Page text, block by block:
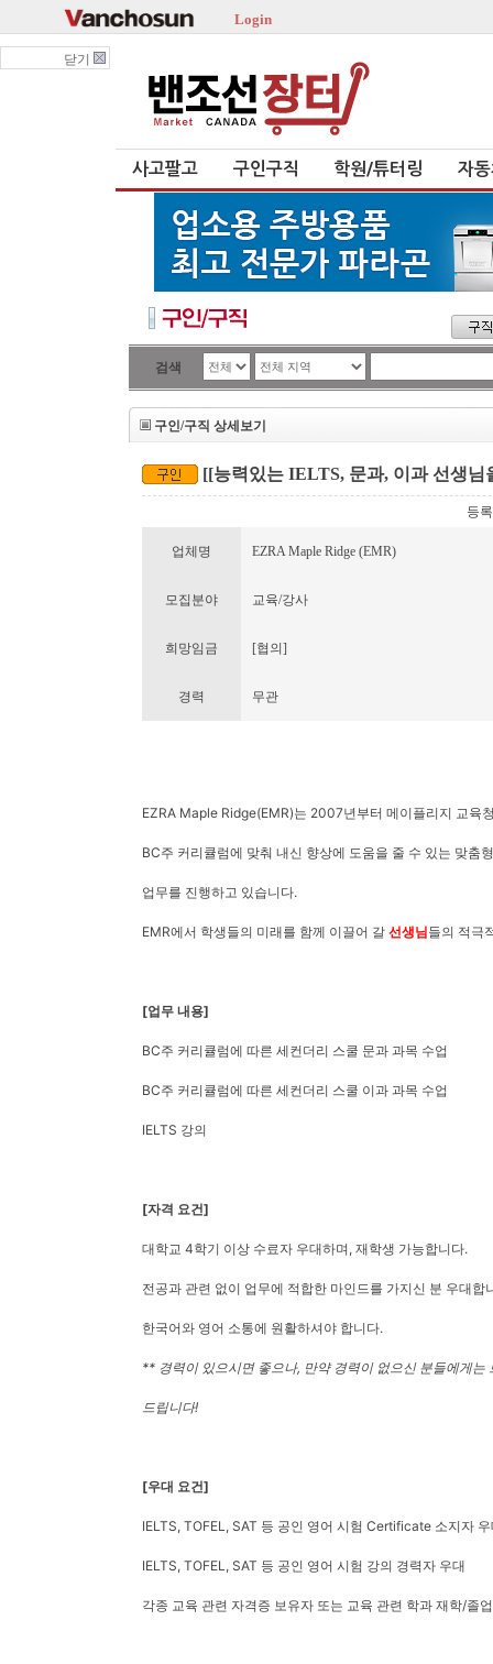
Login
닫기
사고팔고 구인구직 학원/튜터링 자
검색
구인/구직 상세보기
[[능력있는 IELTS, 문과, 이과 선생님
등
업체명 EZRA Maple Ridge (EMR)
모집분야 교육/강사
희망임금 [협의]
경력 무관
EZRA Maple Ridge(EMR)는 2007년부터 메이플리지 교육
BC주 커리큘럼에 맞춰 내신 향상에 도움을 줄 수 있는 맞춤
업무를 진행하고 있습니다.
EMR에서 학생들의 미래를 함께 이끌어 갈 선생님들의 적극
[업무 내용]
BC주 커리큘럼에 따른 세컨더리 스쿨 문과 과목 수업
BC주 커리큘럼에 따른 세컨더리 스쿨 이과 과목 수업
IELTS 강의
[자격 요건]
대학교 4학기 이상 수료자 우대하며, 재학생 가능합니다.
전공과 관련 없이 업무에 적합한 마인드를 가지신 분 우대합
한국어와 영어 소통에 원활하셔야 합니다.
** 경력이 있으시면 좋으나, 만약 경력이 없으신 분들에게
드립니다!
[우대 요건]
IELTS, TOFEL, SAT 등 공인 영어 시험 Certificate 소지자
IELTS, TOFEL, SAT 등 공인 영어 시험 강의 경력자 우대
각종 교육 관련 자격증 보유자 또는 교육 관련 학과 재학/졸